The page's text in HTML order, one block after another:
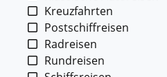
Kreuzfahrten
Postschiffreisen
Radreisen
Rundreisen